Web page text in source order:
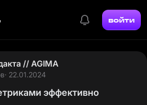
войти
// AGIMA
· 22.01.2024
эффективно